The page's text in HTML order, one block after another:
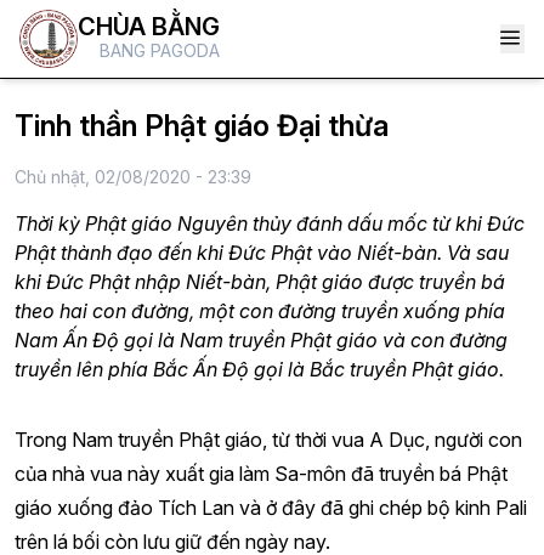
CHÙA BẰNG
BANG PAGODA
Tinh thần Phật giáo Đại thừa
Chủ nhật, 02/08/2020 - 23:39
Thời kỳ Phật giáo Nguyên thủy đánh dấu mốc từ khi Đức
Phật thành đạo đến khi Đức Phật vào Niết-bàn. Và sau
khi Đức Phật nhập Niết-bàn, Phật giáo được truyền bá
theo hai con đường, một con đường truyền xuống phía
Nam Ấn Độ gọi là Nam truyền Phật giáo và con đường
truyền lên phía Bắc Ấn Độ gọi là Bắc truyền Phật giáo.
Trong Nam truyền Phật giáo, từ thời vua A Dục, người con
của nhà vua này xuất gia làm Sa-môn đã truyền bá Phật
giáo xuống đảo Tích Lan và ở đây đã ghi chép bộ kinh Pali
trên lá bối còn lưu giữ đến ngày nay.